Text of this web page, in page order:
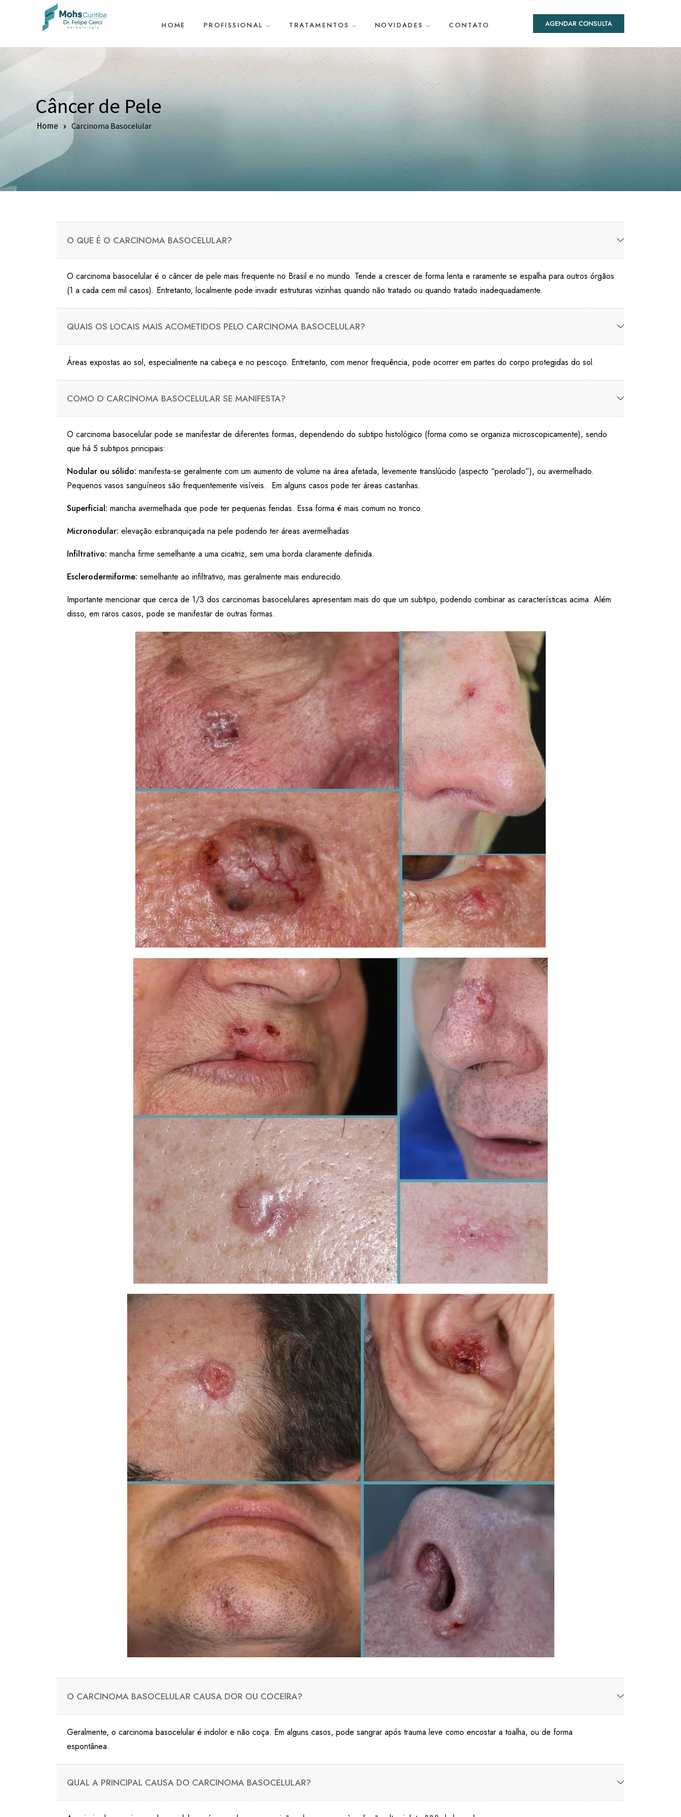
HOME PROFISSIONAL TRATAMENTOS NOVIDADES CONTATO AGENDAR CONSULTA
Câncer de Pele
Home Carcinoma Basocelular
O QUE É O CARCINOMA BASOCELULAR?
O carcinoma basocelular é o câncer de pele mais frequente no Brasil e no mundo. Tende a crescer de forma lenta e raramente se espalha para outros órgãos
(1 a cada cem mil casos). Entretanto, localmente pode invadir estruturas vizinhas quando não tratado ou quando tratado inadequadamente.
QUAIS OS LOCAIS MAIS ACOMETIDOS PELO CARCINOMA BASOCELULAR?
Áreas expostas ao sol, especialmente na cabeça e no pescoço. Entretanto, com menor frequência, pode ocorrer em partes do corpo protegidas do sol.
COMO O CARCINOMA BASOCELULAR SE MANIFESTA?
O carcinoma basocelular pode se manifestar de diferentes formas, dependendo do subtipo histológico (forma como se organiza microscopicamente), sendo
que há 5 subtipos principais:
Nodular ou sólido: manifesta-se geralmente com um aumento de volume na área afetada, levemente translúcido (aspecto “perolado”), ou avermelhado.
Pequenos vasos sanguíneos são frequentemente visíveis. Em alguns casos pode ter áreas castanhas.
Superficial: mancha avermelhada que pode ter pequenas feridas. Essa forma é mais comum no tronco.
Micronodular: elevação esbranquiçada na pele podendo ter áreas avermelhadas.
Infiltrativo: mancha firme semelhante a uma cicatriz, sem uma borda claramente definida.
Esclerodermiforme: semelhante ao infiltrativo, mas geralmente mais endurecido.
Importante mencionar que cerca de 1/3 dos carcinomas basocelulares apresentam mais do que um subtipo, podendo combinar as características acima. Além
disso, em raros casos, pode se manifestar de outras formas.
O CARCINOMA BASOCELULAR CAUSA DOR OU COCEIRA?
Geralmente, o carcinoma basocelular é indolor e não coça. Em alguns casos, pode sangrar após trauma leve como encostar a toalha, ou de forma
espontânea.
QUAL A PRINCIPAL CAUSA DO CARCINOMA BASOCELULAR?